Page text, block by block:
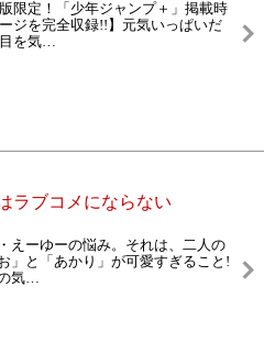
版限定！「少年ジャンプ＋」掲載時
ジを完全収録!!】元気いっぱいだ
を気…
ラブコメにならない
えーゆーの悩み。それは、二人の
」と「あかり」が可愛すぎること!
気…